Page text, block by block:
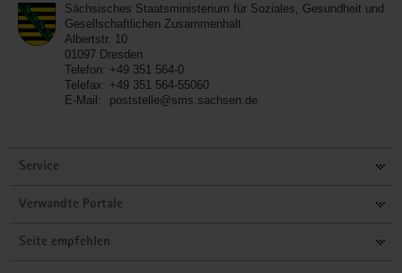
Sächsisches Staatsministerium für Soziales, Gesundheit und
Gesellschaftlichen Zusammenhalt
Albertstr. 10
01097 Dresden
Telefon: +49 351 564-0
Telefax: +49 351 564-55060
E-Mail:
poststelle@sms.sachsen.de
Service
Verwandte Portale
Seite empfehlen